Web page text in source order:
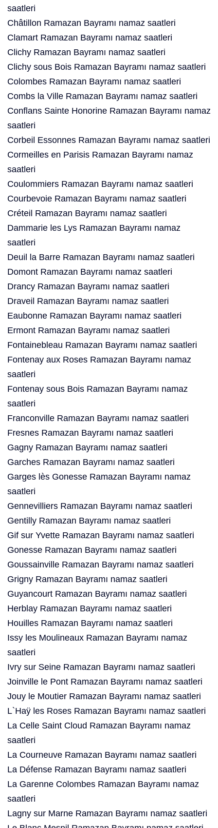
saatleri
Châtillon Ramazan Bayramı namaz saatleri
Clamart Ramazan Bayramı namaz saatleri
Clichy Ramazan Bayramı namaz saatleri
Clichy sous Bois Ramazan Bayramı namaz saatleri
Colombes Ramazan Bayramı namaz saatleri
Combs la Ville Ramazan Bayramı namaz saatleri
Conflans Sainte Honorine Ramazan Bayramı namaz
saatleri
Corbeil Essonnes Ramazan Bayramı namaz saatleri
Cormeilles en Parisis Ramazan Bayramı namaz
saatleri
Coulommiers Ramazan Bayramı namaz saatleri
Courbevoie Ramazan Bayramı namaz saatleri
Créteil Ramazan Bayramı namaz saatleri
Dammarie les Lys Ramazan Bayramı namaz
saatleri
Deuil la Barre Ramazan Bayramı namaz saatleri
Domont Ramazan Bayramı namaz saatleri
Drancy Ramazan Bayramı namaz saatleri
Draveil Ramazan Bayramı namaz saatleri
Eaubonne Ramazan Bayramı namaz saatleri
Ermont Ramazan Bayramı namaz saatleri
Fontainebleau Ramazan Bayramı namaz saatleri
Fontenay aux Roses Ramazan Bayramı namaz
saatleri
Fontenay sous Bois Ramazan Bayramı namaz
saatleri
Franconville Ramazan Bayramı namaz saatleri
Fresnes Ramazan Bayramı namaz saatleri
Gagny Ramazan Bayramı namaz saatleri
Garches Ramazan Bayramı namaz saatleri
Garges lès Gonesse Ramazan Bayramı namaz
saatleri
Gennevilliers Ramazan Bayramı namaz saatleri
Gentilly Ramazan Bayramı namaz saatleri
Gif sur Yvette Ramazan Bayramı namaz saatleri
Gonesse Ramazan Bayramı namaz saatleri
Goussainville Ramazan Bayramı namaz saatleri
Grigny Ramazan Bayramı namaz saatleri
Guyancourt Ramazan Bayramı namaz saatleri
Herblay Ramazan Bayramı namaz saatleri
Houilles Ramazan Bayramı namaz saatleri
Issy les Moulineaux Ramazan Bayramı namaz
saatleri
Ivry sur Seine Ramazan Bayramı namaz saatleri
Joinville le Pont Ramazan Bayramı namaz saatleri
Jouy le Moutier Ramazan Bayramı namaz saatleri
L`Haÿ les Roses Ramazan Bayramı namaz saatleri
La Celle Saint Cloud Ramazan Bayramı namaz
saatleri
La Courneuve Ramazan Bayramı namaz saatleri
La Défense Ramazan Bayramı namaz saatleri
La Garenne Colombes Ramazan Bayramı namaz
saatleri
Lagny sur Marne Ramazan Bayramı namaz saatleri